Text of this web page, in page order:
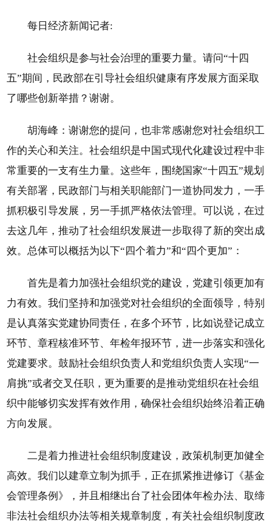
每日经济新闻记者:
社会组织是参与社会治理的重要力量。请问“十四
五”期间，民政部在引导社会组织健康有序发展方面采取
了哪些创新举措？谢谢。
胡海峰：谢谢您的提问，也非常感谢您对社会组织工
作的关心和关注。社会组织是中国式现代化建设过程中非
常重要的一支有生力量。这些年，围绕国家“十四五”规划
有关部署，民政部门与相关职能部门一道协同发力，一手
抓积极引导发展，另一手抓严格依法管理。可以说，在过
去这几年，推动了社会组织发展进一步取得了新的突出成
效。总体可以概括为以下“四个着力”和“四个更加”：
首先是着力加强社会组织党的建设，党建引领更加有
力有效。我们坚持和加强党对社会组织的全面领导，特别
是认真落实党建协同责任，在多个环节，比如说登记成立
环节、章程核准环节、年检年报环节，进一步落实和强化
党建要求。鼓励社会组织负责人和党组织负责人实现“一
肩挑”或者交叉任职，更为重要的是推动党组织在社会组
织中能够切实发挥有效作用，确保社会组织始终沿着正确
方向发展。
二是着力推进社会组织制度建设，政策机制更加健全
高效。我们以建章立制为抓手，正在抓紧推进修订《基金
会管理条例》，并且相继出台了社会团体年检办法、取缔
非法社会组织办法等相关规章制度，有关社会组织制度政